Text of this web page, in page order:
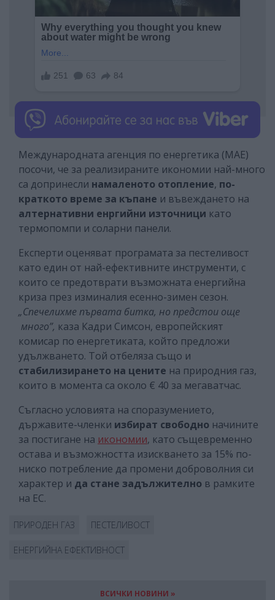
Международната агенция по енергетика (МАЕ)
посочи, че за реализираните икономии най-много
са допринесли намаленото отопление, по-
краткото време за къпане и въвеждането на
алтернативни енргийни източници като
термопомпи и соларни панели.
Експерти оценяват програмата за пестеливост
като един от най-ефективните инструменти, с
които се предотврати възможната енергийна
криза през изминалия есенно-зимен сезон.
„Спечелихме първата битка, но предстои още
много”, каза Кадри Симсон, европейският
комисар по енергетиката, който предложи
удължването. Той отбеляза също и
стабилизирането на цените на природния газ,
които в момента са около € 40 за мегаватчас.
Съгласно условията на споразумението,
държавите-членки избират свободно начините
за постигане на икономии, като същевременно
остава и възможността изискването за 15% по-
ниско потребление да промени доброволния си
характер и да стане задължително в рамките
на ЕС.
ПРИРОДЕН ГАЗ ПЕСТЕЛИВОСТ
ЕНЕРГИЙНА ЕФЕКТИВНОСТ
ВСИЧКИ НОВИНИ »